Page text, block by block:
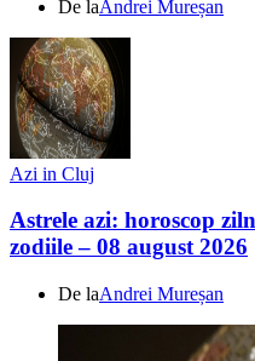
De laAndrei Mureșan
Azi in Cluj
Astrele azi: horoscop
zodiile – 08 august 2026
De laAndrei Mureșan